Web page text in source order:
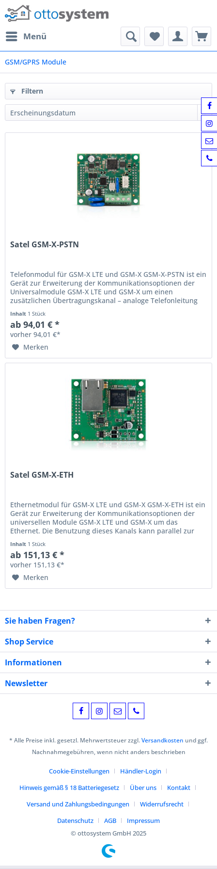
Menü
GSM/GPRS Module
Filtern
Satel GSM-X-PSTN
Telefonmodul für GSM-X LTE und GSM-X GSM-X-PSTN ist ein
Gerät zur Erweiterung der Kommunikationsoptionen der
Universalmodule GSM-X LTE und GSM-X um einen
zusätzlichen Übertragungskanal – analoge Telefonleitung
Inhalt 1 Stück
ab 94,01 € *
vorher 94,01 €*
Merken
Satel GSM-X-ETH
Ethernetmodul für GSM-X LTE und GSM-X GSM-X-ETH ist ein
Gerät zur Erweiterung der Kommunikationsoptionen der
universellen Module GSM-X LTE und GSM-X um das
Ethernet. Die Benutzung dieses Kanals kann parallel zur
Inhalt 1 Stück
ab 151,13 € *
vorher 151,13 €*
Merken
Sie haben Fragen?
Shop Service
Informationen
Newsletter
* Alle Preise inkl. gesetzl. Mehrwertsteuer zzgl.Versandkosten und ggf.
Nachnahmegebühren, wenn nicht anders beschrieben
Cookie-Einstellungen
Händler-Login
Hinweis gemäß § 18 Batteriegesetz
Über uns
Kontakt
Versand und Zahlungsbedingungen
Widerrufsrecht
Datenschutz
AGB
Impressum
© ottosystem GmbH 2025